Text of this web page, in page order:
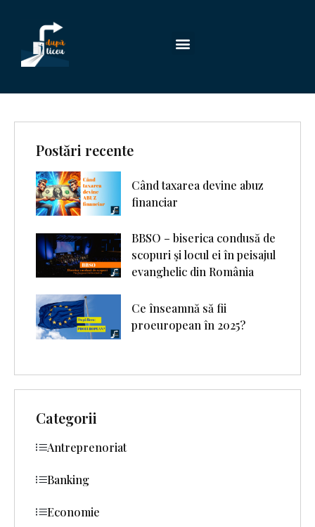
Postări recente
Când taxarea devine abuz
financiar
BBSO – biserica condusă de
scopuri şi locul ei în peisajul
evanghelic din România
Ce înseamnă să fii
proeuropean în 2025?
Categorii
Antreprenoriat
Banking
Economie